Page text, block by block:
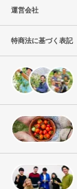
運営会社
特商法に基づく表記